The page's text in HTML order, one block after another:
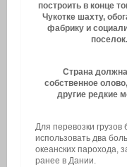
построить в конце
Чукотке шахту,
фабрику и
поселок.
Страна
собственное
другие редкие
Для перевозки
использовать два
океанских парохода,
ранее в Дании.